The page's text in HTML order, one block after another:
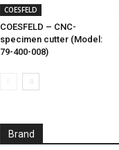
COESFELD
COESFELD – CNC-
specimen cutter (Model:
79-400-008)
Brand